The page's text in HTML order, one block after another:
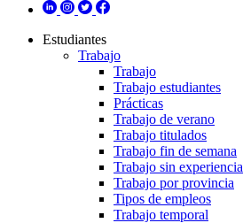
Estudiantes
Trabajo
Trabajo
Trabajo estudiantes
Prácticas
Trabajo de verano
Trabajo titulados
Trabajo fin de semana
Trabajo sin experiencia
Trabajo por provincia
Tipos de empleos
Trabajo temporal